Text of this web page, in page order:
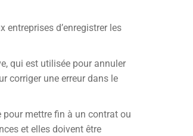
d’enregistrer les
qui est utilisée pour annuler
corriger une erreur dans le
pour mettre fin à un contrat ou
et elles doivent être